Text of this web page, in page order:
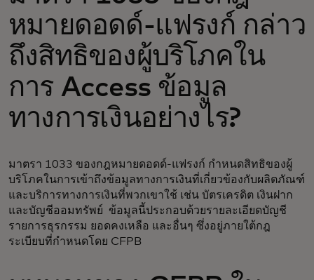
หมายดอดด์-แฟรงก์ กล่าว
ถึงสิทธิของผู้บริโภคใน
การ Access ข้อมูล
ทางการเงินอย่างไร?
มาตรา 1033 ของกฎหมายดอดด์-แฟรงก์ กำหนดสิทธิของผู้
บริโภคในการเข้าถึงข้อมูลทางการเงินที่เกี่ยวข้องกับผลิตภัณฑ์
และบริการทางการเงินที่พวกเขาใช้ เช่น บัตรเครดิต เงินฝาก
และบัญชีออมทรัพย์ ข้อมูลนี้ประกอบด้วยรายละเอียดบัญชี
รายการธุรกรรม ยอดคงเหลือ และอื่นๆ ซึ่งอยู่ภายใต้กฎ
ระเบียบที่กำหนดโดย CFPB